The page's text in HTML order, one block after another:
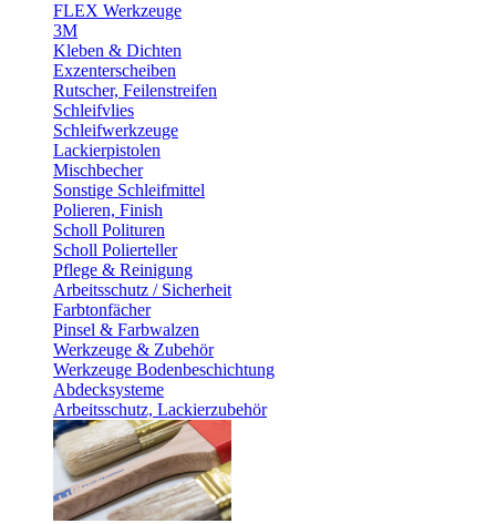
FLEX Werkzeuge
3M
Kleben & Dichten
Exzenterscheiben
Rutscher, Feilenstreifen
Schleifvlies
Schleifwerkzeuge
Lackierpistolen
Mischbecher
Sonstige Schleifmittel
Polieren, Finish
Scholl Polituren
Scholl Polierteller
Pflege & Reinigung
Arbeitsschutz / Sicherheit
Farbtonfächer
Pinsel & Farbwalzen
Werkzeuge & Zubehör
Werkzeuge Bodenbeschichtung
Abdecksysteme
Arbeitsschutz, Lackierzubehör